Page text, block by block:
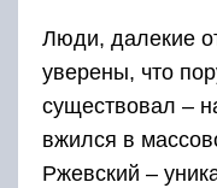
Люди, далекие
уверены, что
существовал –
вжился в
Ржевский –